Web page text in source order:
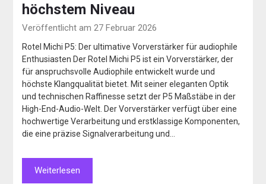
höchstem Niveau
Veröffentlicht am 27 Februar 2026
Rotel Michi P5: Der ultimative Vorverstärker für audiophile
Enthusiasten Der Rotel Michi P5 ist ein Vorverstärker, der
für anspruchsvolle Audiophile entwickelt wurde und
höchste Klangqualität bietet. Mit seiner eleganten Optik
und technischen Raffinesse setzt der P5 Maßstäbe in der
High-End-Audio-Welt. Der Vorverstärker verfügt über eine
hochwertige Verarbeitung und erstklassige Komponenten,
die eine präzise Signalverarbeitung und…
Weiterlesen